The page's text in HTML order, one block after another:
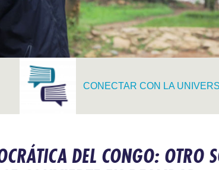
CONECTAR CON LA
DEL CONGO: OTRO